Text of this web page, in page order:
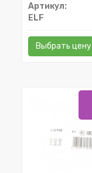
Артикул:
ELF
Выбрать цену